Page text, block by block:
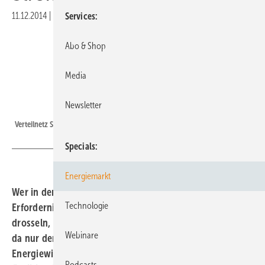
11.12.2014 Druckvorschau
Verteilnetz Strommast
Wer in der Lage ist, seinen Verbrauch nach den
Erfordernissen des Strommarkts zu steigern oder zu
drosseln, der soll davon profitieren. Smart Metering ist
da nur der erste Schritt. Der Bundesverband Neue
Energiewirtschaft stellte gestern ein Konzept für den
Services
Abo & Shop
Media
Newsletter
Specials
Energiemarkt
Technologie
Webinare